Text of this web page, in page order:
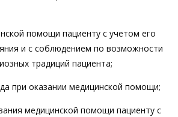
помощи пациенту с учетом его
и с соблюдением по возможности
традиций пациента;
при оказании медицинской помощи;
медицинской помощи пациенту с